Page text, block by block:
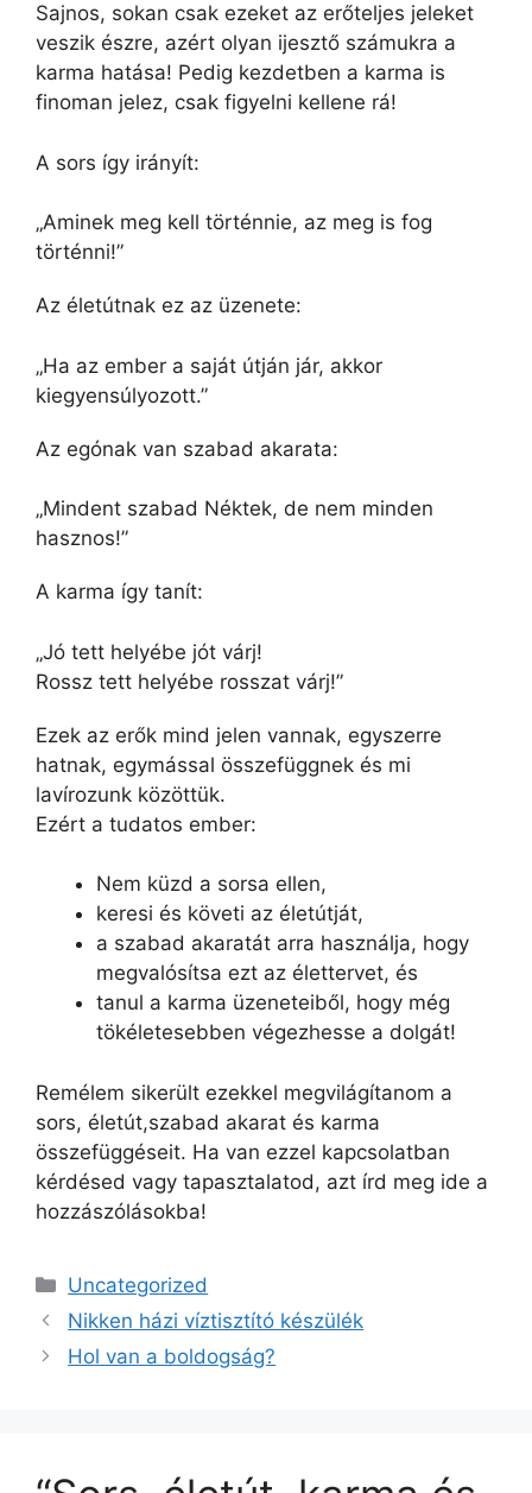
Sajnos, sokan csak ezeket az erőteljes jeleket
veszik észre, azért olyan ijesztő számukra a
karma hatása! Pedig kezdetben a karma is
finoman jelez, csak figyelni kellene rá!
A sors így irányít:
„Aminek meg kell történnie, az meg is fog
történni!”
Az életútnak ez az üzenete:
„Ha az ember a saját útján jár, akkor
kiegyensúlyozott.”
Az egónak van szabad akarata:
„Mindent szabad Néktek, de nem minden
hasznos!”
A karma így tanít:
„Jó tett helyébe jót várj!
Rossz tett helyébe rosszat várj!”
Ezek az erők mind jelen vannak, egyszerre
hatnak, egymással összefüggnek és mi
lavírozunk közöttük.
Ezért a tudatos ember:
Nem küzd a sorsa ellen,
keresi és követi az életútját,
a szabad akaratát arra használja, hogy
megvalósítsa ezt az élettervet, és
tanul a karma üzeneteiből, hogy még
tökéletesebben végezhesse a dolgát!
Remélem sikerült ezekkel megvilágítanom a
sors, életút,szabad akarat és karma
összefüggéseit. Ha van ezzel kapcsolatban
kérdésed vagy tapasztalatod, azt írd meg ide a
hozzászólásokba!
Kategória
Uncategorized
Nikken házi víztisztító készülék
Hol van a boldogság?